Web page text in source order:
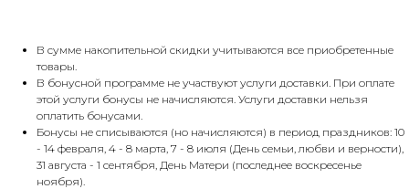
В сумме накопительной скидки учитываются все приобретенные
товары.
В бонусной программе не участвуют услуги доставки. При оплате
этой услуги бонусы не начисляются. Услуги доставки нельзя
оплатить бонусами.
Бонусы не списываются (но начисляются) в период праздников: 10
- 14 февраля, 4 - 8 марта, 7 - 8 июля (День семьи, любви и верности),
31 августа - 1 сентября, День Матери (последнее воскресенье
ноября).